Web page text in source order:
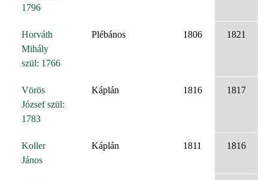
1796
Horváth
Mihály
szül: 1766
Plébános 1806 1821
Vörös
József szül:
1783
Káplán 1816 1817
Koller
János
Káplán 1811 1816